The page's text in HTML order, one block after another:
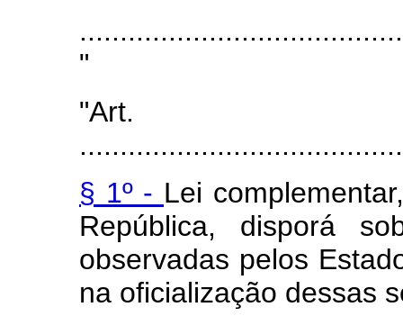
"
"Art.
§ 1º - Lei
República, disporá
observadas pelos
na oficialização dessas